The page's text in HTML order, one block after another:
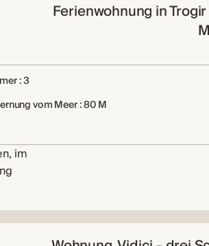
Ferienwohnung in
: 3
vom Meer : 80 M
im